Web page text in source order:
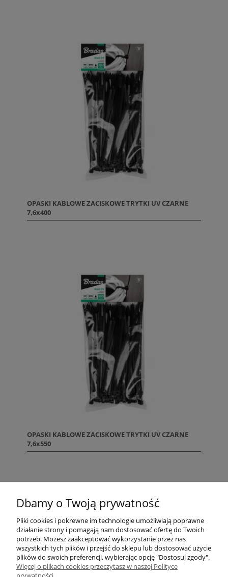
OPASKI KABLOWE ZACISKOWE TRYTKI UV CZARNE
7,6x400
OPASKI KABLOWE ZACISKOWE TRYTKI UV CZARNE
7,6x550
ZAMAWIANIE
Dbamy o Twoją prywatność
Pliki cookies i pokrewne im technologie umożliwiają poprawne
działanie strony i pomagają nam dostosować ofertę do Twoich
potrzeb. Możesz zaakceptować wykorzystanie przez nas
wszystkich tych plików i przejść do sklepu lub dostosować użycie
plików do swoich preferencji, wybierając opcję "Dostosuj zgody".
Więcej o plikach cookies przeczytasz w naszej Polityce